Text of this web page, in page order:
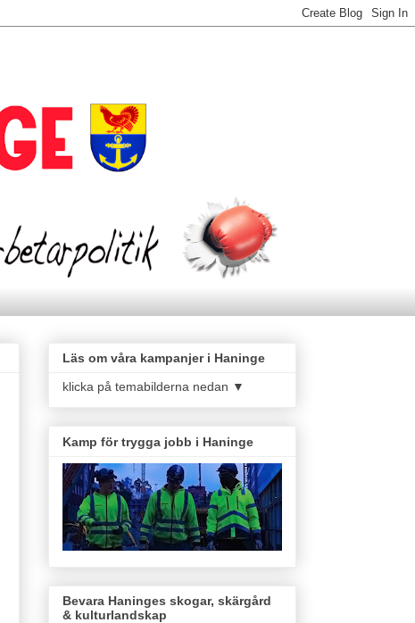
Läs om våra kampanjer i Haninge
klicka på temabilderna nedan ▼
Kamp för trygga jobb i Haninge
Bevara Haninges skogar, skärgård
& kulturlandskap